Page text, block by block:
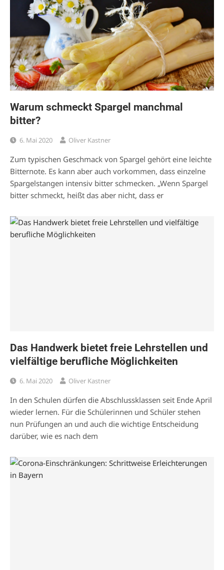
Warum schmeckt Spargel manchmal
bitter?
6. Mai 2020 Oliver Kastner
Zum typischen Geschmack von Spargel gehört eine leichte
Bitternote. Es kann aber auch vorkommen, dass einzelne
Spargelstangen intensiv bitter schmecken. „Wenn Spargel
bitter schmeckt, heißt das aber nicht, dass er
Das Handwerk bietet freie Lehrstellen und
vielfältige berufliche Möglichkeiten
6. Mai 2020 Oliver Kastner
In den Schulen dürfen die Abschlussklassen seit Ende April
wieder lernen. Für die Schülerinnen und Schüler stehen
nun Prüfungen an und auch die wichtige Entscheidung
darüber, wie es nach dem